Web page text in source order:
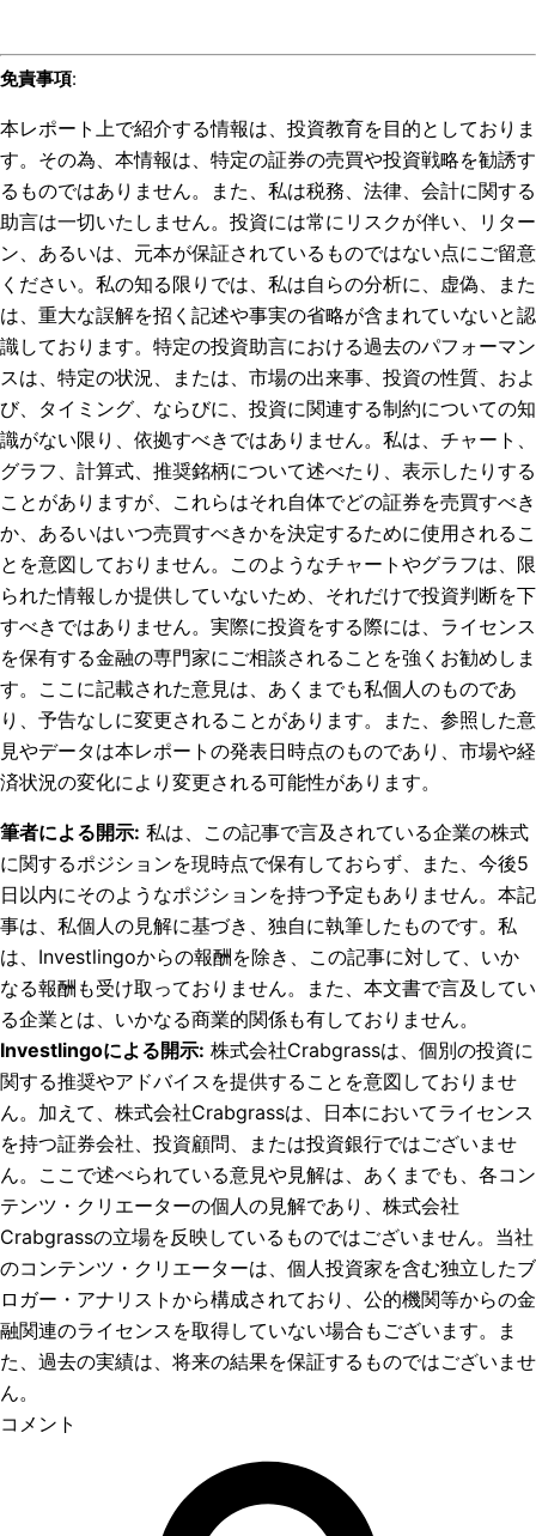
免責事項:
本レポート上で紹介する情報は、投資教育を目的としておりま
す。その為、本情報は、特定の証券の売買や投資戦略を勧誘す
るものではありません。また、私は税務、法律、会計に関する
助言は一切いたしません。投資には常にリスクが伴い、リター
ン、あるいは、元本が保証されているものではない点にご留意
ください。私の知る限りでは、私は自らの分析に、虚偽、また
は、重大な誤解を招く記述や事実の省略が含まれていないと認
識しております。特定の投資助言における過去のパフォーマン
スは、特定の状況、または、市場の出来事、投資の性質、およ
び、タイミング、ならびに、投資に関連する制約についての知
識がない限り、依拠すべきではありません。私は、チャート、
グラフ、計算式、推奨銘柄について述べたり、表示したりする
ことがありますが、これらはそれ自体でどの証券を売買すべき
か、あるいはいつ売買すべきかを決定するために使用されるこ
とを意図しておりません。このようなチャートやグラフは、限
られた情報しか提供していないため、それだけで投資判断を下
すべきではありません。実際に投資をする際には、ライセンス
を保有する金融の専門家にご相談されることを強くお勧めしま
す。ここに記載された意見は、あくまでも私個人のものであ
り、予告なしに変更されることがあります。また、参照した意
見やデータは本レポートの発表日時点のものであり、市場や経
済状況の変化により変更される可能性があります。
筆者による開示: 私は、この記事で言及されている企業の株式
に関するポジションを現時点で保有しておらず、また、今後5
日以内にそのようなポジションを持つ予定もありません。 本記
事は、私個人の見解に基づき、独自に執筆したものです。私
は、Investlingoからの報酬を除き、この記事に対して、いか
なる報酬も受け取っておりません。また、本文書で言及してい
る企業とは、いかなる商業的関係も有しておりません。
Investlingoによる開示: 株式会社Crabgrassは、個別の投資に
関する推奨やアドバイスを提供することを意図しておりませ
ん。加えて、株式会社Crabgrassは、日本においてライセンス
を持つ証券会社、投資顧問、または投資銀行ではございませ
ん。ここで述べられている意見や見解は、あくまでも、各コン
テンツ・クリエーターの個人の見解であり、株式会社
Crabgrassの立場を反映しているものではございません。当社
のコンテンツ・クリエーターは、個人投資家を含む独立したブ
ロガー・アナリストから構成されており、公的機関等からの金
融関連のライセンスを取得していない場合もございます。ま
た、過去の実績は、将来の結果を保証するものではございませ
ん。
コメント